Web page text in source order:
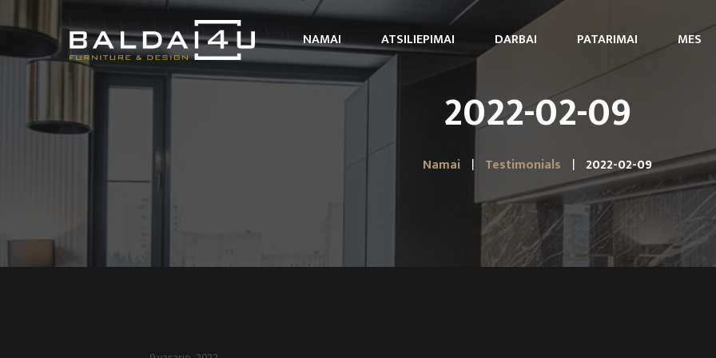
NAMAI ATSILIEPIMAI DARBAI PATARIMAI MES
2022-02-09
Namai Testimonials 2022-02-09